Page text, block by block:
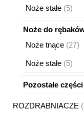
Noże stałe 55
Noże do
Noże tnące 2727
Noże stałe 55
Pozostałe
ROZDRABNIACZE